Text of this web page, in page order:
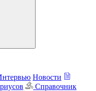
Новости
Справочник